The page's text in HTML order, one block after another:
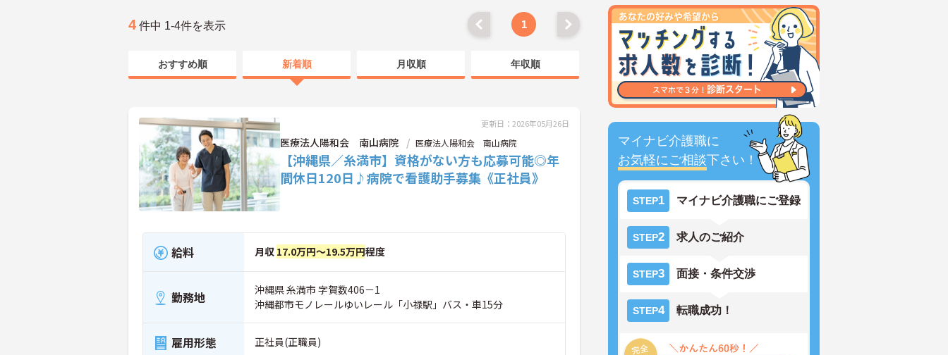
マイナビ介護職に
お気軽にご相談下さい！
STEP1 マイナビ介護職にご登録
STEP2 求人のご紹介
STEP3 面接・条件交渉
STEP4 転職成功！
4 件中 1-4件を表示 1
おすすめ順 新着順 月収順 年収順
更新日：2026年05月26日
医療法人陽和会 南山病院 医療法人陽和会 南山病院
【沖縄県／糸満市】資格がない方も応募可能◎年
間休日120日♪病院で看護助手募集《正社員》
給料 月収 17.0万円～19.5万円程度
勤務地
沖縄県 糸満市 字賀数406－1
沖縄都市モノレールゆいレール「小禄駅」バス・車15分
雇用形態 正社員(正職員)